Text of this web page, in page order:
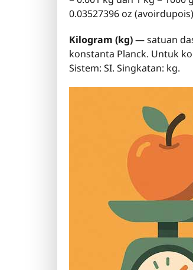
0.03527396 oz
Kilogram (kg)— satuan
konstanta Planck. Untuk
Sistem: SI. Singkatan: kg.